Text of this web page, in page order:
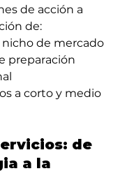
de acción a
de:
nicho de mercado
preparación
a corto y medio
de
a la